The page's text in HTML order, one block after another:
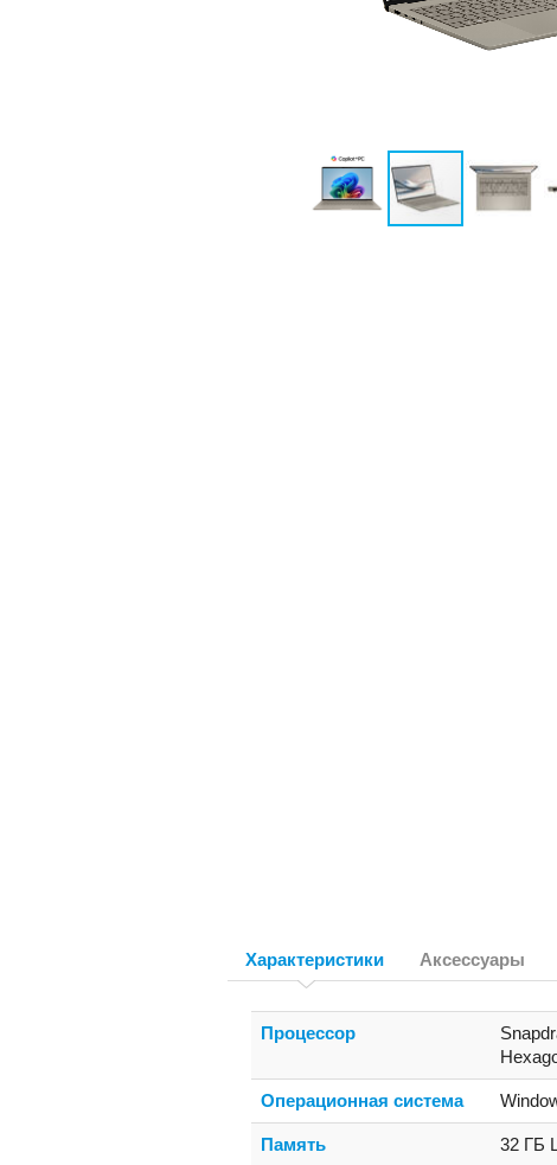
Характеристики Аксессуары
Процессор
Операционная система
Память 32 ГБ